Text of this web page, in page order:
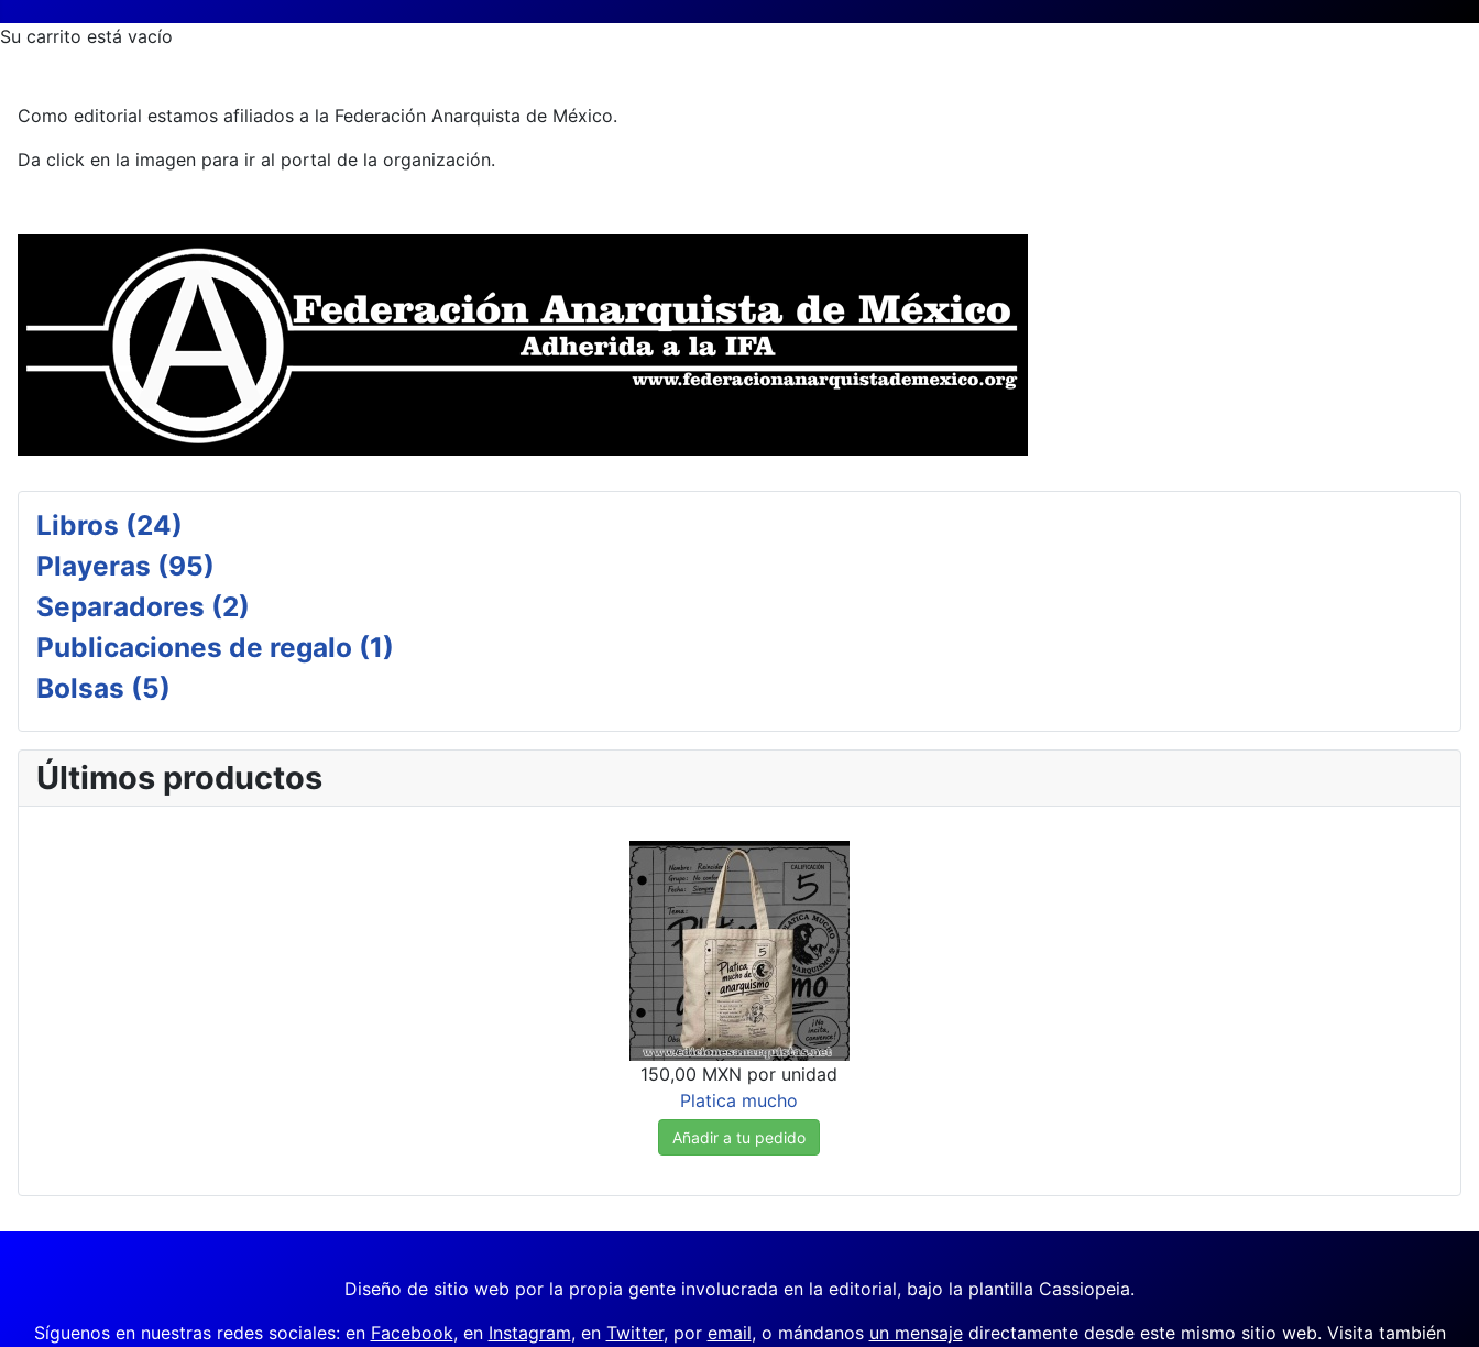
Su carrito está vacío
Como editorial estamos afiliados a la Federación Anarquista de México.
Da click en la imagen para ir al portal de la organización.
Libros (24)
Playeras (95)
Separadores (2)
Publicaciones de regalo (1)
Bolsas (5)
Últimos productos
150,00 MXN por unidad
Platica mucho
Añadir a tu pedido
Diseño de sitio web por la propia gente involucrada en la editorial, bajo la plantilla Cassiopeia.
Síguenos en nuestras redes sociales: en Facebook, en Instagram, en Twitter, por email, o mándanos un mensajedirectamente desde este mismo sitio web. Visita también